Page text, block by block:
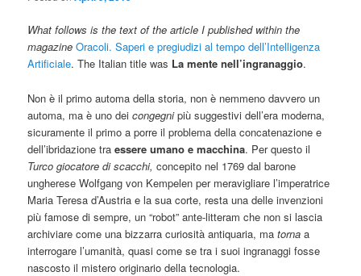
What follows is the text of the article I published within the
magazine Oracoli. Saperi e pregiudizi al tempo dell’Intelligenza
Artificiale. The Italian title was La mente nell’ingranaggio.
Non è il primo automa della storia, non è nemmeno davvero un
automa, ma è uno deicongegnipiù suggestivi dell’era moderna,
sicuramente il primo a porre il problema della concatenazione e
dell’ibridazione traessere umano e macchina. Per questo il
Turco giocatore di scacchi,concepito nel 1769 dal barone
ungherese Wolfgang von Kempelen per meravigliare l’imperatrice
Maria Teresa d’Austria e la sua corte, resta una delle invenzioni
più famose di sempre, un “robot” ante-litteram che non si lascia
archiviare come una bizzarra curiosità antiquaria, ma tornaa
interrogare l’umanità, quasi come se tra i suoi ingranaggi fosse
nascosto il mistero originario della tecnologia.